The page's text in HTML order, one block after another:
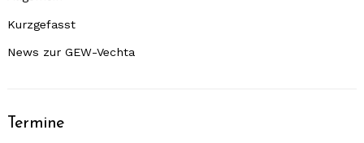
Kurzgefasst
News zur GEW-Vechta
Termine